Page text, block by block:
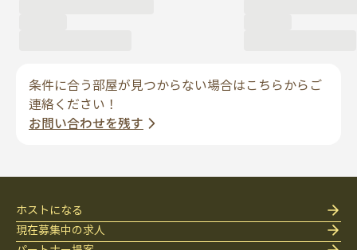
条件に合う部屋が見つからない場合はこちらからご
連絡ください！
お問い合わせを残す
ホストになる
現在募集中の求人